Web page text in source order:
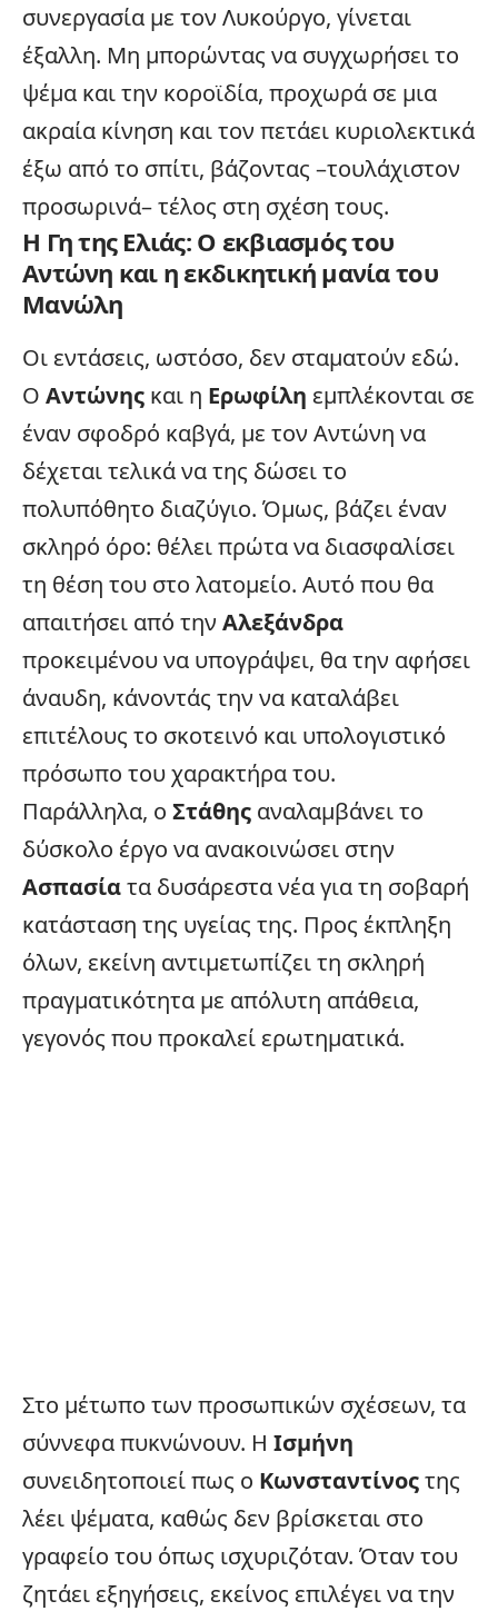
συνεργασία με τον Λυκούργο, γίνεται
έξαλλη. Μη μπορώντας να συγχωρήσει το
ψέμα και την κοροϊδία, προχωρά σε μια
ακραία κίνηση και τον πετάει κυριολεκτικά
έξω από το σπίτι, βάζοντας –τουλάχιστον
προσωρινά– τέλος στη σχέση τους.
Η Γη της Ελιάς: Ο εκβιασμός του
Αντώνη και η εκδικητική μανία του
Μανώλη
Οι εντάσεις, ωστόσο, δεν σταματούν εδώ.
Ο Αντώνης και η Ερωφίλη εμπλέκονται σε
έναν σφοδρό καβγά, με τον Αντώνη να
δέχεται τελικά να της δώσει το
πολυπόθητο διαζύγιο. Όμως, βάζει έναν
σκληρό όρο: θέλει πρώτα να διασφαλίσει
τη θέση του στο λατομείο. Αυτό που θα
απαιτήσει από την Αλεξάνδρα
προκειμένου να υπογράψει, θα την αφήσει
άναυδη, κάνοντάς την να καταλάβει
επιτέλους το σκοτεινό και υπολογιστικό
πρόσωπο του χαρακτήρα του.
Παράλληλα, ο Στάθης αναλαμβάνει το
δύσκολο έργο να ανακοινώσει στην
Ασπασίατα δυσάρεστα νέα για τη σοβαρή
κατάσταση της υγείας της. Προς έκπληξη
όλων, εκείνη αντιμετωπίζει τη σκληρή
πραγματικότητα με απόλυτη απάθεια,
γεγονός που προκαλεί ερωτηματικά.
Στο μέτωπο των προσωπικών σχέσεων, τα
σύννεφα πυκνώνουν. Η Ισμήνη
συνειδητοποιεί πως ο Κωνσταντίνοςτης
λέει ψέματα, καθώς δεν βρίσκεται στο
γραφείο του όπως ισχυριζόταν. Όταν του
ζητάει εξηγήσεις, εκείνος επιλέγει να την